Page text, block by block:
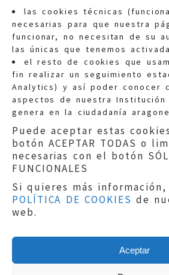
las cookies técnicas
necesarias para que nuestra
funcionar, no necesitan de su
las únicas que tenemos
el resto de cookies que
fin realizar un seguimiento
Analytics) y así poder conocer
aspectos de nuestra Institución
genera en la ciudadanía
Puede aceptar estas
botón ACEPTAR TODAS o
necesarias con el botón
FUNCIONALES
Si quieres más
POLÍTICA DE COOKIES de
web.
Aceptar
Quejas:
Información
Teléfonos:900 210 210
Aviso legal|Política
Protección de Datos
Política de cookies
Copyright © 2019El